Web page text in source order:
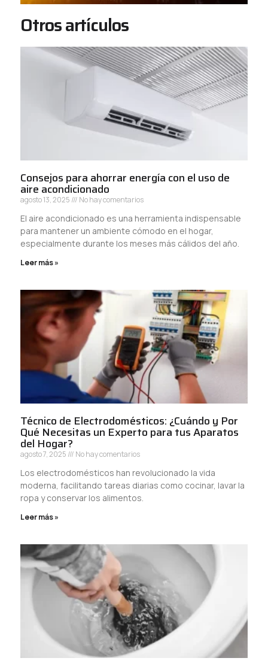
Otros artículos
Consejos para ahorrar energía con el uso de
aire acondicionado
agosto 13, 2025 No hay comentarios
El aire acondicionado es una herramienta indispensable
para mantener un ambiente cómodo en el hogar,
especialmente durante los meses más cálidos del año.
Leer más »
Técnico de Electrodomésticos: ¿Cuándo y Por
Qué Necesitas un Experto para tus Aparatos
del Hogar?
agosto 7, 2025 No hay comentarios
Los electrodomésticos han revolucionado la vida
moderna, facilitando tareas diarias como cocinar, lavar la
ropa y conservar los alimentos.
Leer más »